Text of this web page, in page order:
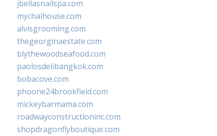
jbellasnailspa.com
mychaihouse.com
alvisgrooming.com
thegeorginaestate.com
blythewoodseafood.com
paolosdelibangkok.com
bobacove.com
phoone24brookfield.com
mickeybarmama.com
roadwayconstructioninc.com
shopdragonflyboutique.com